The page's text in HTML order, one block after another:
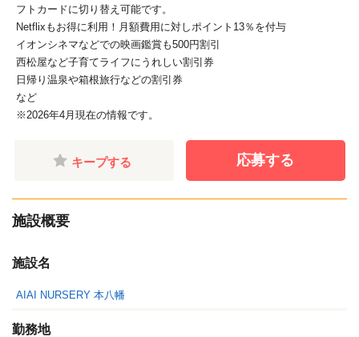
フトカードに切り替え可能です。
Netflixもお得に利用！月額費用に対しポイント13％を付与
イオンシネマなどでの映画鑑賞も500円割引
西松屋など子育てライフにうれしい割引券
日帰り温泉や箱根旅行などの割引券
など
※2026年4月現在の情報です。
キープする 応募する
施設概要
施設名
AIAI NURSERY 本八幡
勤務地